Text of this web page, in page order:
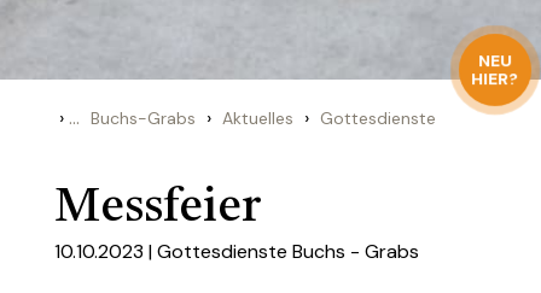
NEU
HIER?
› ... Buchs-Grabs › Aktuelles › Gottesdienste
Messfeier
10.10.2023 |Gottesdienste Buchs - Grabs